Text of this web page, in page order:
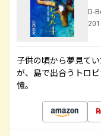
D-
子供の頃から夢見て
が、島で出合うトロ
憶。